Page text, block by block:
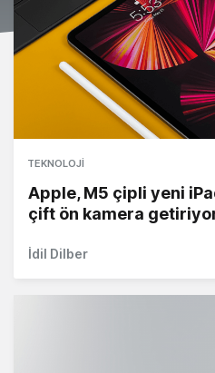
TEKNOLOJI
Apple, M5 çipli yeni
çift ön kamera
İdil Dilber